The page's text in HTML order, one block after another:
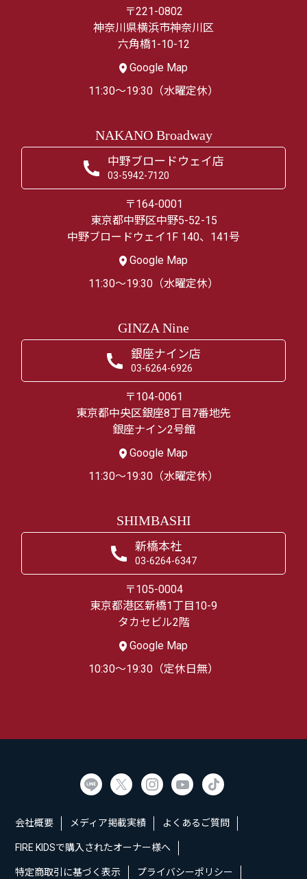
〒221-0802
神奈川県横浜市神奈川区
六角橋1-10-12
Google Map
11:30～19:30（水曜定休）
NAKANO Broadway
中野ブロードウェイ店
03-5942-7120
〒164-0001
東京都中野区中野5-52-15
中野ブロードウェイ1F 140、141号
Google Map
11:30～19:30（水曜定休）
GINZA Nine
銀座ナイン店
03-6264-6926
〒104-0061
東京都中央区銀座8丁目7番地先
銀座ナイン2号館
Google Map
11:30～19:30（水曜定休）
SHIMBASHI
新橋本社
03-6264-6347
〒105-0004
東京都港区新橋1丁目10-9
タカセビル2階
Google Map
10:30～19:30（定休日無）
会社概要 メディア掲載実績 よくあるご質問
FIRE KIDSで購入されたオーナー様へ
特定商取引に基づく表示 プライバシーポリシー